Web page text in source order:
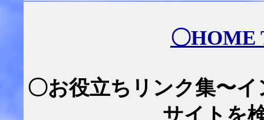
〇HOME
〇お役立ちリンク集〜
サイトを